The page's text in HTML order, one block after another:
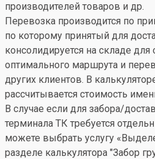
производителей товаров и др.
Перевозка производится по
по которому принятый для
консолидируется на складе для
оптимального маршрута и
других клиентов. В
рассчитывается стоимость
В случае если для забора/
терминала ТК требуется
можете выбрать услугу
разделе калькулятора "Забор